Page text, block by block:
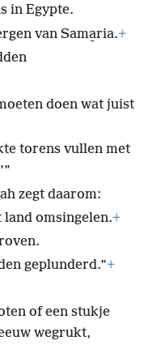
in Egypte.
van Sama̱ria.+
doen wat juist
torens vullen met
zegt daarom:
land omsingelen.+
geplunderd.”+
of een stukje
wegrukt,